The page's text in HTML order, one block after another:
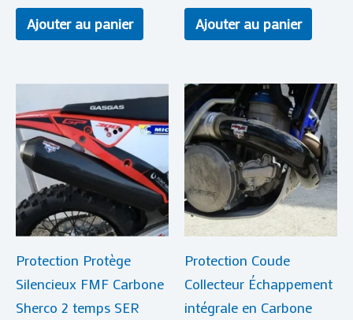
Ajouter au panier Ajouter au panier
Protection Protège
Silencieux FMF Carbone
Sherco 2 temps SER
Protection Coude
Collecteur Échappement
intégrale en Carbone